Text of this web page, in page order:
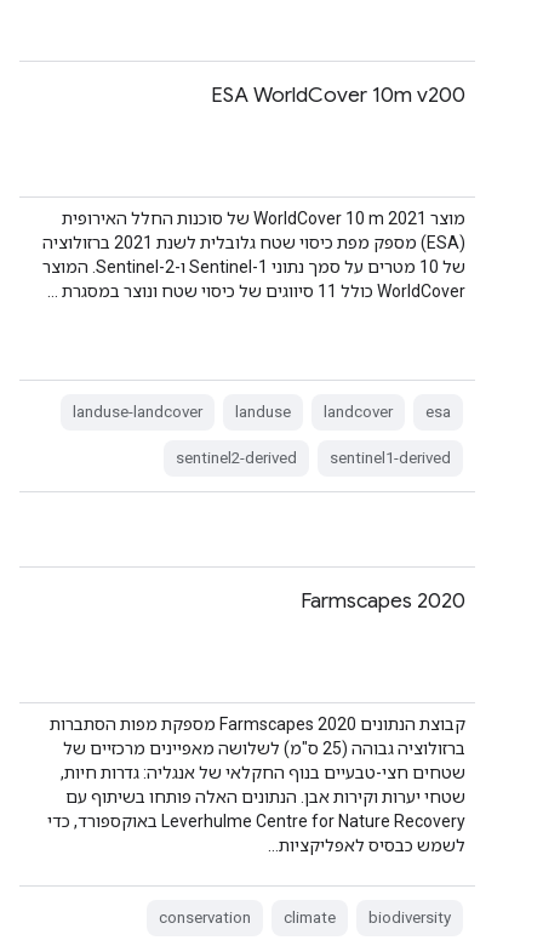
‫ESA WorldCover 10m v200
מוצר WorldCover 10 m 2021 של סוכנות החלל האירופית
(ESA) מספק מפת כיסוי שטח גלובלית לשנת 2021 ברזולוציה
של 10 מטרים על סמך נתוני Sentinel-1 ו-Sentinel-2. המוצר
WorldCover כולל 11 סיווגים של כיסוי שטח ונוצר במסגרת …
esa
landcover
landuse
landuse-landcover
sentinel1-derived
sentinel2-derived
Farmscapes 2020
קבוצת הנתונים Farmscapes 2020 מספקת מפות הסתברות
ברזולוציה גבוהה (25 ס"מ) לשלושה מאפיינים מרכזיים של
שטחים חצי-טבעיים בנוף החקלאי של אנגליה: גדרות חיות,
שטחי יערות וקירות אבן. הנתונים האלה פותחו בשיתוף עם
Leverhulme Centre for Nature Recovery באוקספורד, כדי
לשמש כבסיס לאפליקציות…
biodiversity
climate
conservation